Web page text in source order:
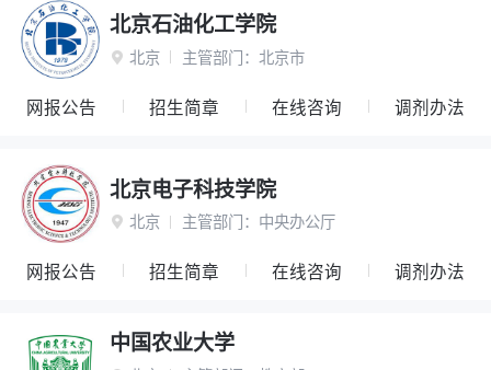
北京石油化工学院
 北京 主管部门： 北京市
网报公告 招生简章 在线咨询 调剂办法
北京电子科技学院
 北京 主管部门： 中央办公厅
网报公告 招生简章 在线咨询 调剂办法
中国农业大学